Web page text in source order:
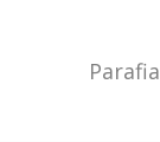
Parafia